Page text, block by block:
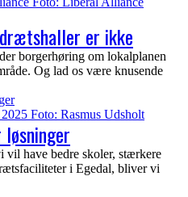
er ikke
borgerhøring om lokalplanen
Og lad os være knusende
have bedre skoler, stærkere
i Egedal, bliver vi